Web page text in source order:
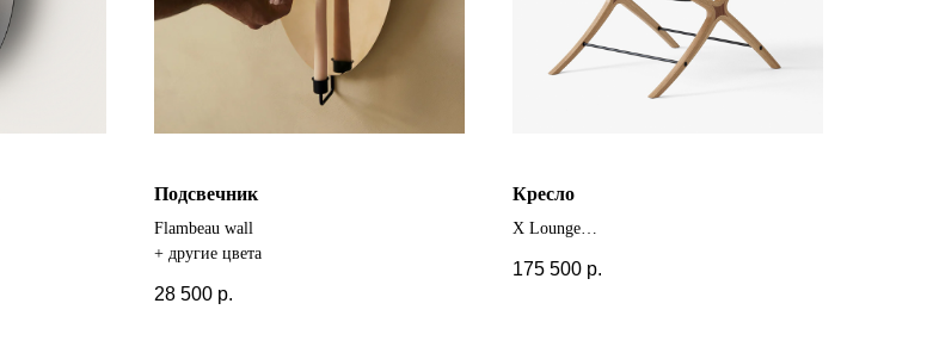
Подсвечник
Flambeau wall
+ другие цвета
28 500 р.
Кресло
X Lounge
175 500 р.